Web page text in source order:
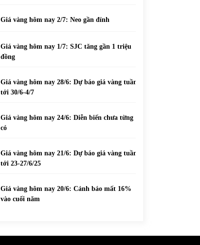
Giá vàng hôm nay 2/7: Neo gần đỉnh
Giá vàng hôm nay 1/7: SJC tăng gần 1 triệu
đồng
Giá vàng hôm nay 28/6: Dự báo giá vàng tuần
tới 30/6-4/7
Giá vàng hôm nay 24/6: Diễn biến chưa từng
có
Giá vàng hôm nay 21/6: Dự báo giá vàng tuần
tới 23-27/6/25
Giá vàng hôm nay 20/6: Cảnh báo mất 16%
vào cuối năm